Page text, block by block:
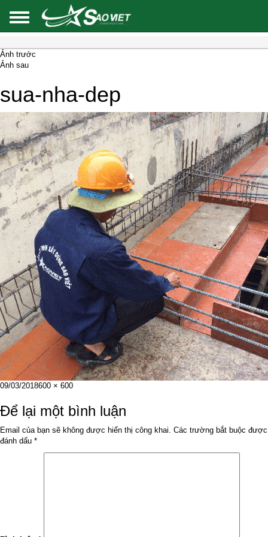
Ảnh trước
Ảnh sau
sua-nha-dep
Đăng
ngày
09/03/2018Kích
đầy
đủ
600 × 600
Để lại một bình luận
Email của bạn sẽ không được hiển thị công khai. Các trường bắt buộc được
đánh dấu *